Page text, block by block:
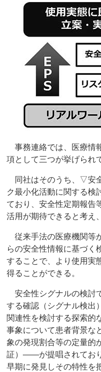
事務連絡では、医療情
項として三つが挙げられ
同社はそのうち、▽安
ク最小化活動に関する
ており、安全性定期報告
活用が期待できると考え
従来手法の医療機関等
らの安全性情報に基づく
することで、より使用実
得ることができる。
安全性シグナルの検討
する確認（シグナル検
関連性を検討する探索
事象について患者背景な
象の発現割合等の定量的
証）――が提唱されてお
早期に発見しその特性を